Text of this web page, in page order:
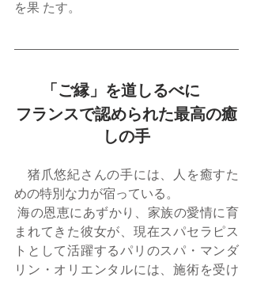
を果 たす。
「ご縁」を道しるべに
フランスで認められた最高の癒
しの手
猪爪悠紀さんの手には、人を癒すた
めの特別な力が宿っている。
海の恩恵にあずかり、家族の愛情に育
まれてきた彼女が、現在スパセラピス
トとして活躍するパリのスパ・マンダ
リン・オリエンタルには、施術を受け